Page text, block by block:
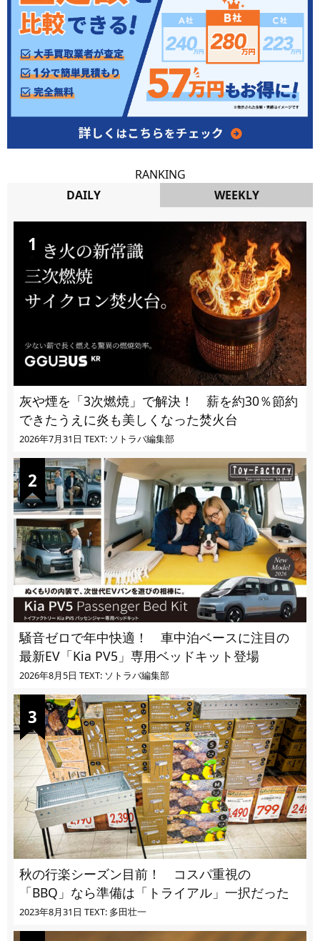
RANKING
DAILY
WEEKLY
灰や煙を「3次燃焼」で解決！ 薪を約30％節約
できたうえに炎も美しくなった焚火台
2026年7月31日 TEXT: ソトラバ編集部
騒音ゼロで年中快適！ 車中泊ベースに注目の
最新EV「Kia PV5」専用ベッドキット登場
2026年8月5日 TEXT: ソトラバ編集部
秋の行楽シーズン目前！ コスパ重視の
「BBQ」なら準備は「トライアル」一択だった
2023年8月31日 TEXT: 多田壮一